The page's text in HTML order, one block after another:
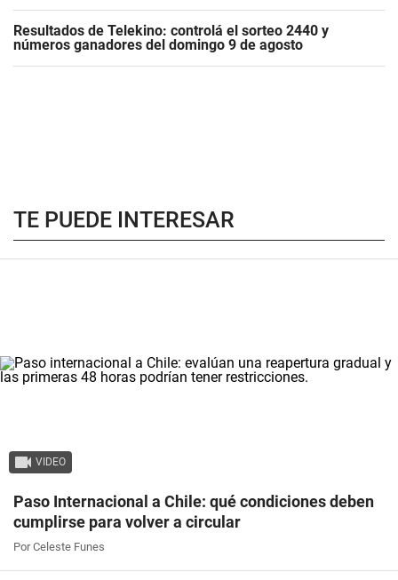
Resultados de Telekino: controlá el sorteo 2440 y
números ganadores del domingo 9 de agosto
TE PUEDE INTERESAR
VIDEO
Paso Internacional a Chile: qué condiciones deben
cumplirse para volver a circular
Por Celeste Funes